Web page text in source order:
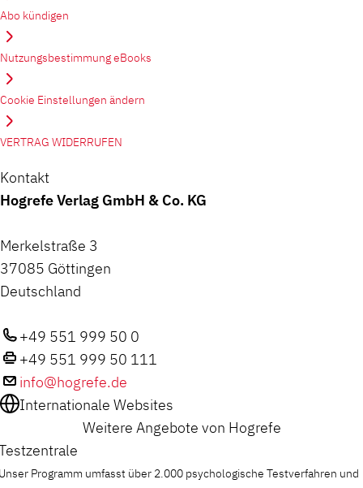
Abo kündigen
Nutzungsbestimmung eBooks
Cookie Einstellungen ändern
VERTRAG WIDERRUFEN
Kontakt
Hogrefe Verlag GmbH & Co. KG
Merkelstraße 3
37085 Göttingen
Deutschland
+49 551 999 50 0
+49 551 999 50 111
info@hogrefe.de
Internationale Websites
Weitere Angebote von Hogrefe
Programm umfasst über 2.000 psychologische Testverfahren und